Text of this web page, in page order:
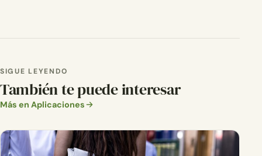
SIGUE LEYENDO
También te puede interesar
Más en Aplicaciones